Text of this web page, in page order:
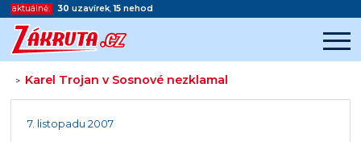
aktuálně: 30 uzavírek,15 nehod
> Karel Trojan v Sosnové nezklamal
Začátek reklamy
7. listopadu 2007